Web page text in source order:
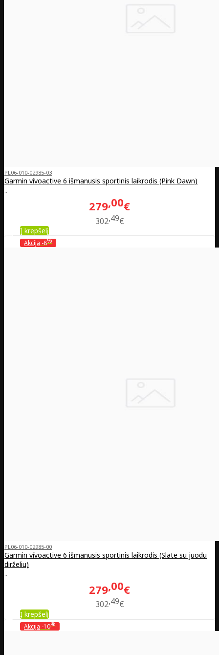
PL06-010-02985-03
Garmin vívoactive 6 išmanusis sportinis laikrodis (Pink Dawn)
..
279 00€
302 49€
Į krepšelį
Akcija -8%
PL06-010-02985-00
Garmin vívoactive 6 išmanusis sportinis laikrodis (Slate su juodu
dirželiu)
..
279 00€
302 49€
Į krepšelį
Akcija -10%